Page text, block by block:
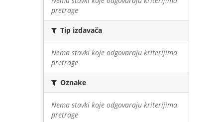
pretrage
Tip izdavača
Nema stavki koje odgovaraju kriterijima
pretrage
Oznake
Nema stavki koje odgovaraju kriterijima
pretrage